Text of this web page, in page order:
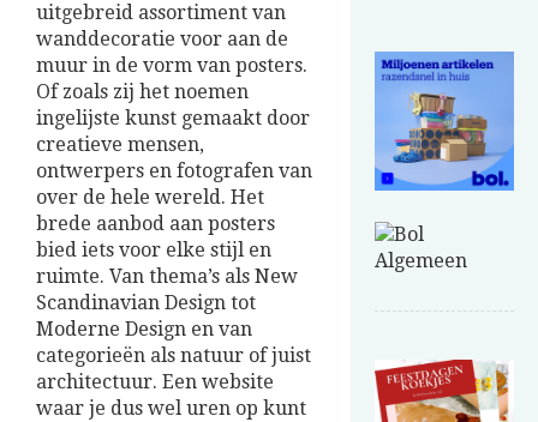
uitgebreid assortiment van
wanddecoratie voor aan de
muur in de vorm van posters.
Of zoals zij het noemen
ingelijste kunst gemaakt door
creatieve mensen,
ontwerpers en fotografen van
over de hele wereld. Het
brede aanbod aan posters
bied iets voor elke stijl en
ruimte. Van thema’s als New
Scandinavian Design tot
Moderne Design en van
categorieën als natuur of juist
architectuur. Een website
waar je dus wel uren op kunt